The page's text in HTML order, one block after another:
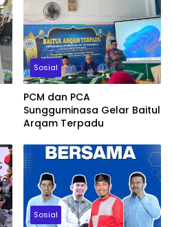
Sosial
PCM dan PCA
Sungguminasa Gelar Baitul
Arqam Terpadu
Sosial